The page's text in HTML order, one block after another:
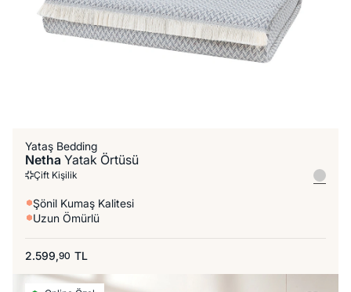
Yataş Bedding
Netha Yatak Örtüsü
Çift Kişilik
Şönil Kumaş Kalitesi
Uzun Ömürlü
2.599,90 TL